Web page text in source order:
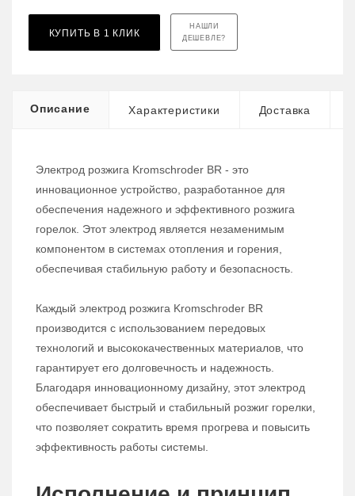
КУПИТЬ В 1 КЛИК
НАШЛИ
ДЕШЕВЛЕ?
Описание Характеристики Доставка
Электрод розжига Kromschroder BR - это
инновационное устройство, разработанное для
обеспечения надежного и эффективного розжига
горелок. Этот электрод является незаменимым
компонентом в системах отопления и горения,
обеспечивая стабильную работу и безопасность.
Каждый электрод розжига Kromschroder BR
производится с использованием передовых
технологий и высококачественных материалов, что
гарантирует его долговечность и надежность.
Благодаря инновационному дизайну, этот электрод
обеспечивает быстрый и стабильный розжиг горелки,
что позволяет сократить время прогрева и повысить
эффективность работы системы.